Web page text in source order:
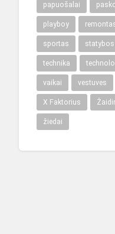
papuošalai
playboy
sportas statybos
technika
vaikai vestuves
X Faktorius
žiedai